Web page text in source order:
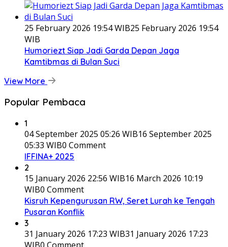
25 February 2026 19:54 WIB25 February 2026 19:54
WIB
Humoriezt Siap Jadi Garda Depan Jaga
Kamtibmas di Bulan Suci
View More
Popular Pembaca
1
04 September 2025 05:26 WIB16 September 2025
05:33 WIB0 Comment
IFFINA+ 2025
2
15 January 2026 22:56 WIB16 March 2026 10:19
WIB0 Comment
Kisruh Kepengurusan RW, Seret Lurah ke Tengah
Pusaran Konflik
3
31 January 2026 17:23 WIB31 January 2026 17:23